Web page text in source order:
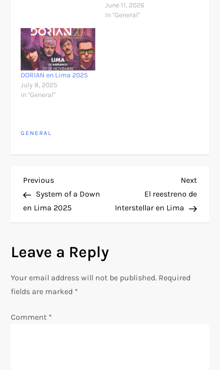
June 11, 2026
In "General"
DORIAN en Lima 2025
July 8, 2025
In "General"
GENERAL
P
o
t
n
a
v
Previous
Post
Previous
System of a Down
en Lima 2025
Next
Post
Next
El reestreno de
Interstellar en Lima
Leave a Reply
Your email address will not be published. Required
fields are marked *
Comment *